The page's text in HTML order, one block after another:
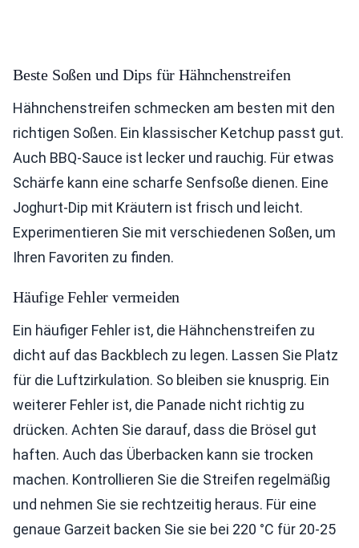
Beste Soßen und Dips für Hähnchenstreifen
Hähnchenstreifen schmecken am besten mit den
richtigen Soßen. Ein klassischer Ketchup passt gut.
Auch BBQ-Sauce ist lecker und rauchig. Für etwas
Schärfe kann eine scharfe Senfsoße dienen. Eine
Joghurt-Dip mit Kräutern ist frisch und leicht.
Experimentieren Sie mit verschiedenen Soßen, um
Ihren Favoriten zu finden.
Häufige Fehler vermeiden
Ein häufiger Fehler ist, die Hähnchenstreifen zu
dicht auf das Backblech zu legen. Lassen Sie Platz
für die Luftzirkulation. So bleiben sie knusprig. Ein
weiterer Fehler ist, die Panade nicht richtig zu
drücken. Achten Sie darauf, dass die Brösel gut
haften. Auch das Überbacken kann sie trocken
machen. Kontrollieren Sie die Streifen regelmäßig
und nehmen Sie sie rechtzeitig heraus. Für eine
genaue Garzeit backen Sie sie bei 220 °C für 20-25